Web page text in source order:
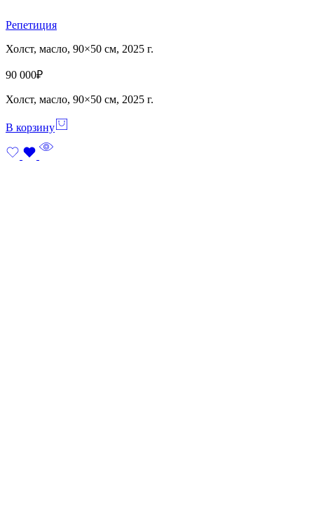
Репетиция
Холст, масло, 90×50 см, 2025 г.
90 000₽
Холст, масло, 90×50 см, 2025 г.
В корзину